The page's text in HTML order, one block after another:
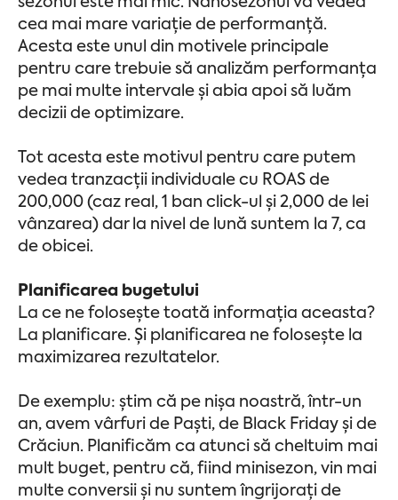
cea mai mare variație de performanță.
Acesta este unul din motivele principale
pentru care trebuie să analizăm performanța
pe mai multe intervale și abia apoi să luăm
decizii de optimizare.
Tot acesta este motivul pentru care putem
vedea tranzacții individuale cu ROAS de
200,000 (caz real, 1 ban click-ul și 2,000 de lei
vânzarea) dar la nivel de lună suntem la 7, ca
de obicei.
Planificarea bugetului
La ce ne folosește toată informația aceasta?
La planificare. Și planificarea ne folosește la
maximizarea rezultatelor.
De exemplu: știm că pe nișa noastră, într-un
an, avem vârfuri de Paști, de Black Friday și de
Crăciun. Planificăm ca atunci să cheltuim mai
mult buget, pentru că, fiind minisezon, vin mai
multe conversii și nu suntem îngrijorați de